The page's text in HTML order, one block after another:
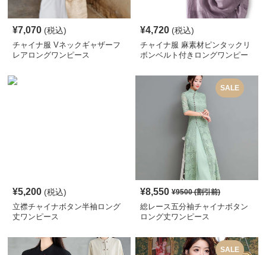
¥7,070 (税込)
チャイナ服 Vネックギャザーフ
レアロングワンピース
¥4,720 (税込)
チャイナ服 麻素材ピンタックリ
ボンベルト付きロングワンピー
¥5,200 (税込)
立襟チャイナボタン半袖ロング
丈ワンピース
SALE
¥8,550 ¥9500(割引前)
総レース五分袖チャイナボタン
ロング丈ワンピース
SALE